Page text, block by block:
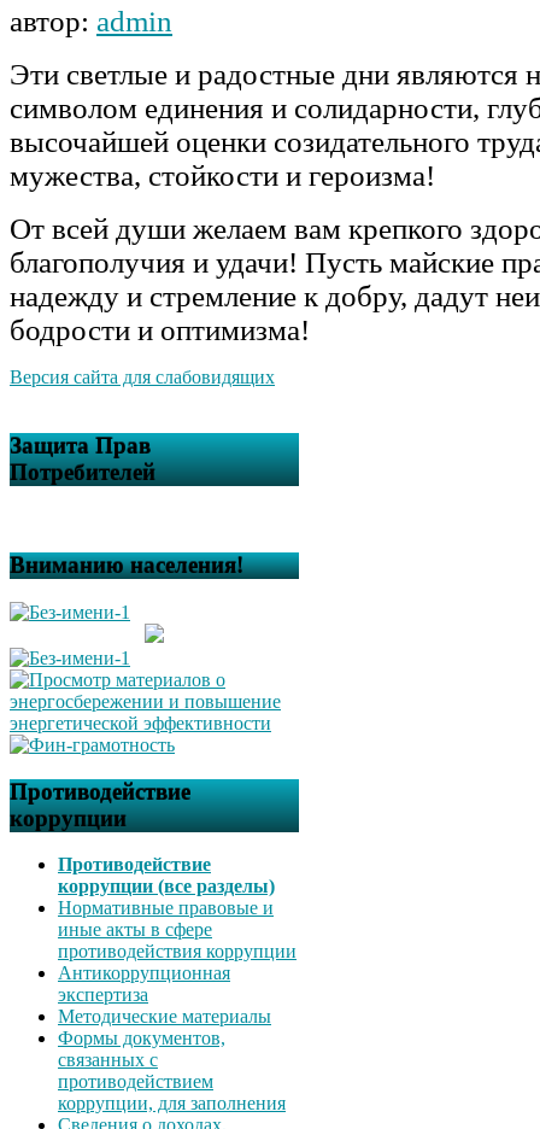
автор: admin
Эти светлые и радостные дни являются
символом единения и солидарности,
высочайшей оценки созидательного
мужества, стойкости и героизма!
От всей души желаем вам крепкого
благополучия и удачи! Пусть майские
надежду и стремление к добру, дадут
бодрости и оптимизма!
Версия сайта для слабовидящих
Защита Прав
Потребителей
Вниманию населения!
Противодействие
коррупции
Противодействие
коррупции (все разделы)
Нормативные правовые и
иные акты в сфере
противодействия коррупции
Антикоррупционная
экспертиза
Методические материалы
Формы документов,
связанных с
противодействием
коррупции, для заполнения